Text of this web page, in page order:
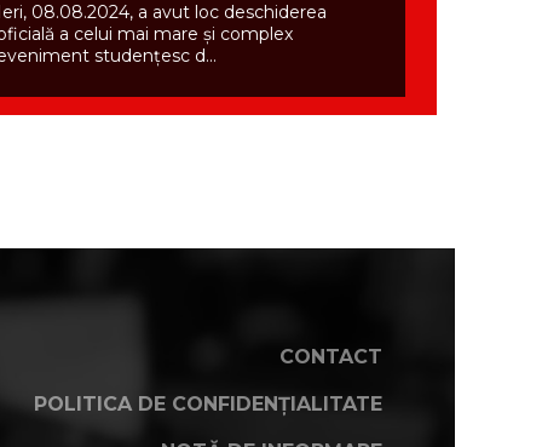
Ieri, 08.08.2024, a avut loc deschiderea
a celui mai mare și complex
studențesc d...
CONTACT
POLITICA DE CONFIDENȚIALITATE